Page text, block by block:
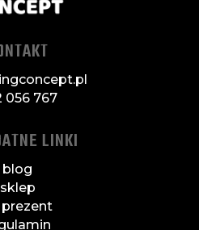
056 767
LINKI
blog
sklep
prezent